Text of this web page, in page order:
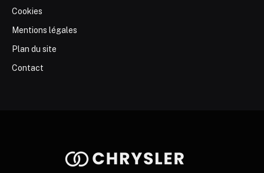
Cookies
Mentions légales
Plan du site
Contact